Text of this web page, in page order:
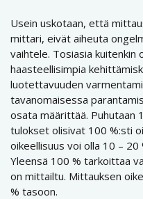
Usein uskotaan, että
mittari, eivät aiheuta
vaihtele. Tosiasia
haasteellisimpia
luotettavuuden
tavanomaisessa
osata määrittää. Puhutaan
tulokset olisivat 100 %:sti
oikeellisuus voi olla 10 – 20
Yleensä 100 % tarkoittaa
on mittailtu. Mittauksen
% tasoon.